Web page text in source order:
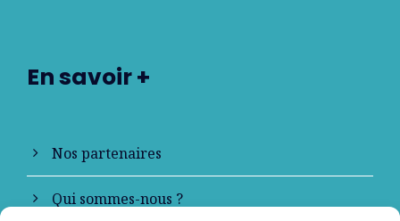
En savoir +
Nos partenaires
Qui sommes-nous ?